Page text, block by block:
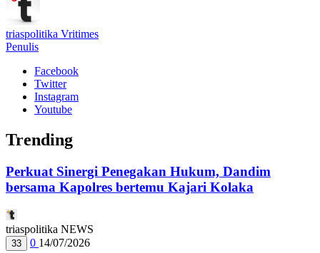
triaspolitika Vritimes
Penulis
Facebook
Twitter
Instagram
Youtube
Trending
Perkuat Sinergi Penegakan Hukum, Dandim
bersama Kapolres bertemu Kajari Kolaka
triaspolitika NEWS
33 0 14/07/2026